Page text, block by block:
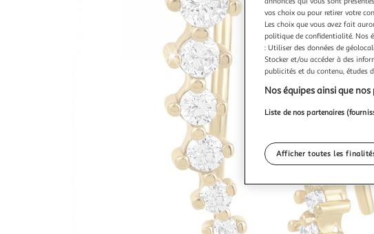
vos choix ou pour retirer votre
Les choix que vous avez fait
politique de confidentialité. Nos
: Utiliser des données de
Stocker et/ou accéder à des
publicités et du contenu, études
Nos équipes ainsi que
Liste de nos partenaires
Afficher toutes les